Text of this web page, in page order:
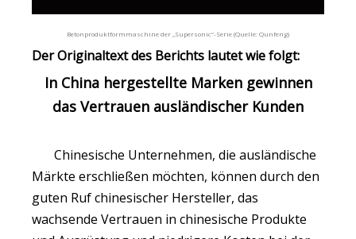
Betonproduktformmaschine der „Supersonic“-Serie (Quelle: Qunfeng)
Der Originaltext des Berichts lautet wie folgt:
In China hergestellte Marken gewinnen
das Vertrauen ausländischer Kunden
Chinesische Unternehmen, die ausländische
Märkte erschließen möchten, können durch den
guten Ruf chinesischer Hersteller, das
wachsende Vertrauen in chinesische Produkte